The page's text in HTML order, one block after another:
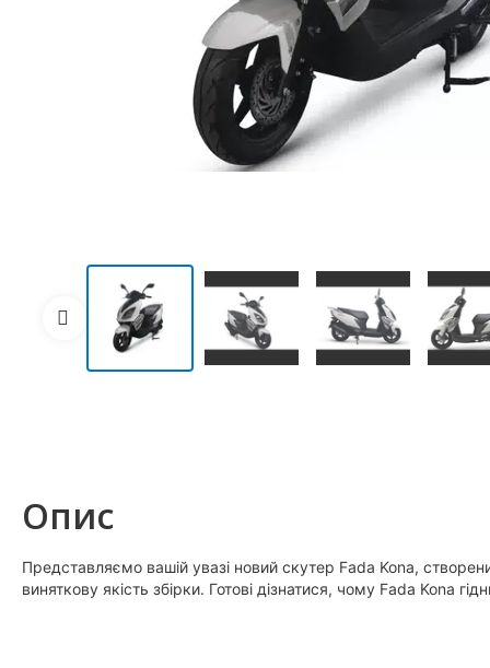
Опис
Представляємо вашій увазі новий скутер Fada Kona,
виняткову якість збірки. Готові дізнатися, чому Fada Kona